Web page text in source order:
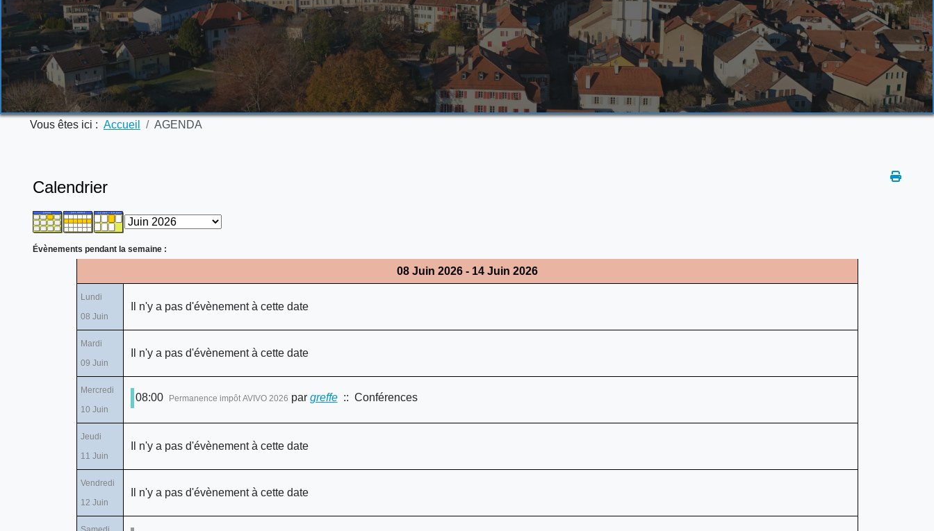
Vous êtes ici : Accueil AGENDA
Calendrier
Évènements pendant la semaine :
08 Juin 2026 - 14 Juin 2026
Lundi
08 Juin
Il n'y a pas d'évènement à cette date
Mardi
09 Juin
Il n'y a pas d'évènement à cette date
Mercredi
10 Juin
08:00 Permanence impôt AVIVO 2026 par greffe:: Conférences
Jeudi
11 Juin
Il n'y a pas d'évènement à cette date
Vendredi
12 Juin
Il n'y a pas d'évènement à cette date